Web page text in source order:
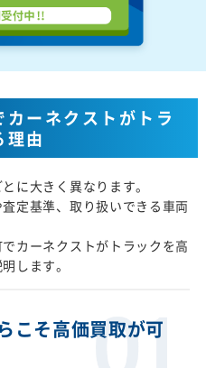
ーネクストがトラ
理由
に大きく異なります。
定基準、取り扱いできる車両
カーネクストがトラックを高
します。
こそ高価買取が可